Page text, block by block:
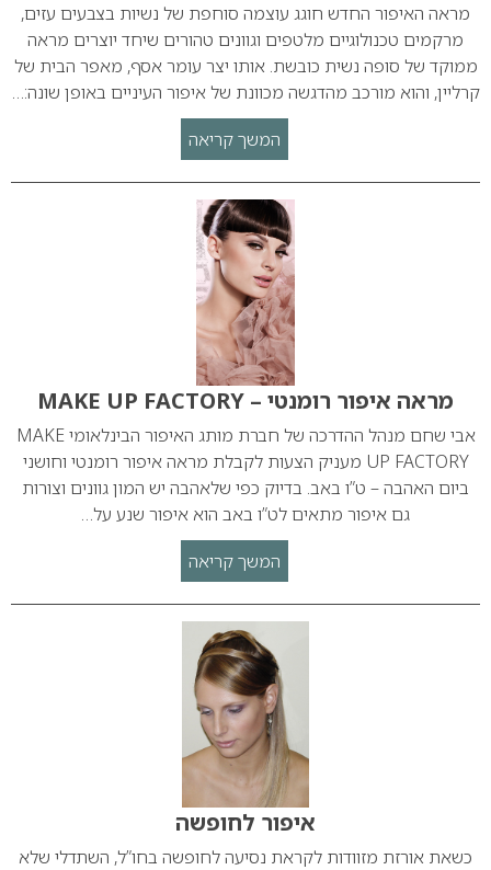
מראה האיפור החדש חוגג עוצמה סוחפת של נשיות בצבעים עזים,
מרקמים טכנולוגיים מלטפים וגוונים טהורים שיחד יוצרים מראה
ממוקד של סופה נשית כובשת. אותו יצר עומר אסף, מאפר הבית של
קרליין, והוא מורכב מהדגשה מכוונת של איפור העיניים באופן שונה:…
המשך קריאה
מראה איפור רומנטי – MAKE UP FACTORY
אבי שחם מנהל ההדרכה של חברת מותג האיפור הבינלאומי MAKE
UP FACTORY מעניק הצעות לקבלת מראה איפור רומנטי וחושני
ביום האהבה – ט”ו באב. בדיוק כפי שלאהבה יש המון גוונים וצורות
גם איפור מתאים לט”ו באב הוא איפור שנע על…
המשך קריאה
איפור לחופשה
כשאת אורזת מזוודות לקראת נסיעה לחופשה בחו”ל, השתדלי שלא